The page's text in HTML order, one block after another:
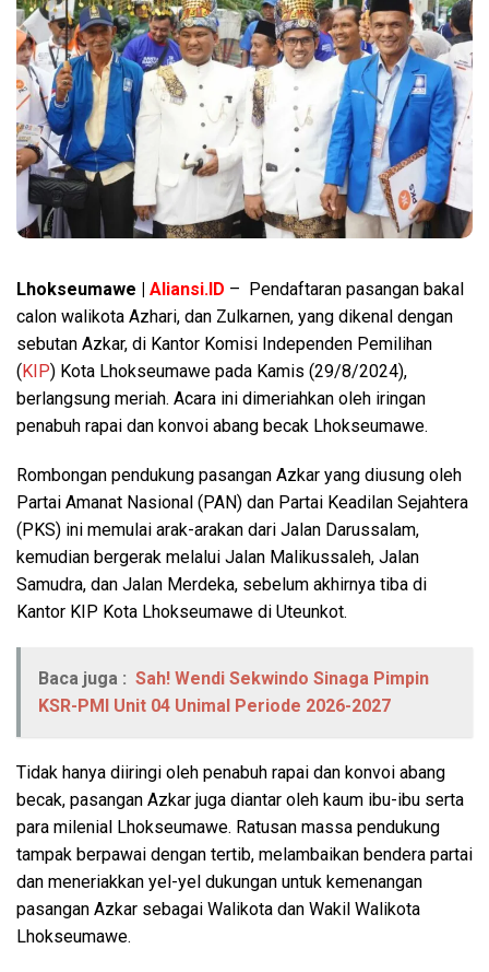
Lhokseumawe | Aliansi.ID – Pendaftaran pasangan bakal
calon walikota Azhari, dan Zulkarnen, yang dikenal dengan
sebutan Azkar, di Kantor Komisi Independen Pemilihan
(KIP) Kota Lhokseumawe pada Kamis (29/8/2024),
berlangsung meriah. Acara ini dimeriahkan oleh iringan
penabuh rapai dan konvoi abang becak Lhokseumawe.
Rombongan pendukung pasangan Azkar yang diusung oleh
Partai Amanat Nasional (PAN) dan Partai Keadilan Sejahtera
(PKS) ini memulai arak-arakan dari Jalan Darussalam,
kemudian bergerak melalui Jalan Malikussaleh, Jalan
Samudra, dan Jalan Merdeka, sebelum akhirnya tiba di
Kantor KIP Kota Lhokseumawe di Uteunkot.
Baca juga : Sah! Wendi Sekwindo Sinaga Pimpin
KSR-PMI Unit 04 Unimal Periode 2026-2027
Tidak hanya diiringi oleh penabuh rapai dan konvoi abang
becak, pasangan Azkar juga diantar oleh kaum ibu-ibu serta
para milenial Lhokseumawe. Ratusan massa pendukung
tampak berpawai dengan tertib, melambaikan bendera partai
dan meneriakkan yel-yel dukungan untuk kemenangan
pasangan Azkar sebagai Walikota dan Wakil Walikota
Lhokseumawe.